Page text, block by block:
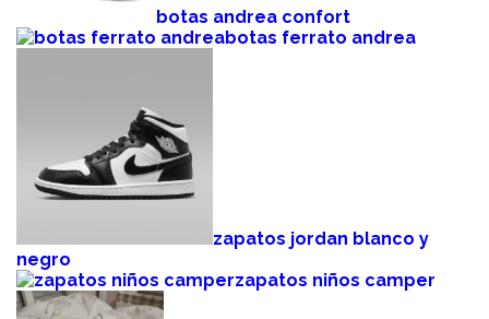
botas andrea confort
botas ferrato andrea
zapatos jordan blanco y
negro
zapatos niños camper